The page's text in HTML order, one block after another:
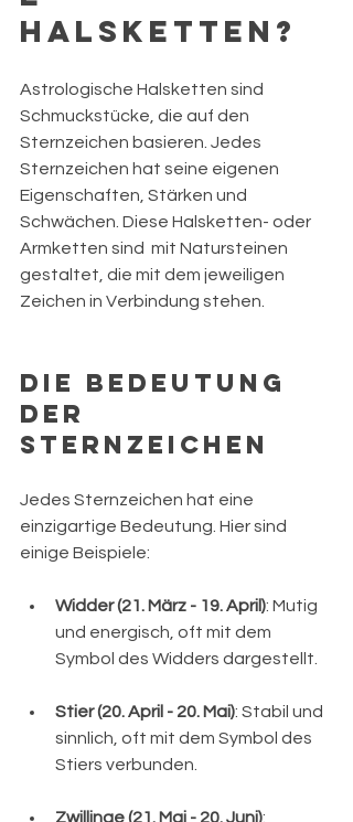
Halsketten?
Astrologische Halsketten sind
Schmuckstücke, die auf den
Sternzeichen basieren. Jedes
Sternzeichen hat seine eigenen
Eigenschaften, Stärken und
Schwächen. Diese Halsketten- oder
Armketten sind  mit Natursteinen
gestaltet, die mit dem jeweiligen
Zeichen in Verbindung stehen.
Die Bedeutung
der
Sternzeichen
Jedes Sternzeichen hat eine
einzigartige Bedeutung. Hier sind
einige Beispiele:
Widder (21. März - 19. April): Mutig
und energisch, oft mit dem
Symbol des Widders dargestellt.
Stier (20. April - 20. Mai): Stabil und
sinnlich, oft mit dem Symbol des
Stiers verbunden.
Zwillinge (21. Mai - 20. Juni):